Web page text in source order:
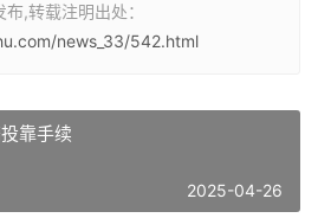
,转载注明出处：
news_33/542.html
靠手续
2025-04-26